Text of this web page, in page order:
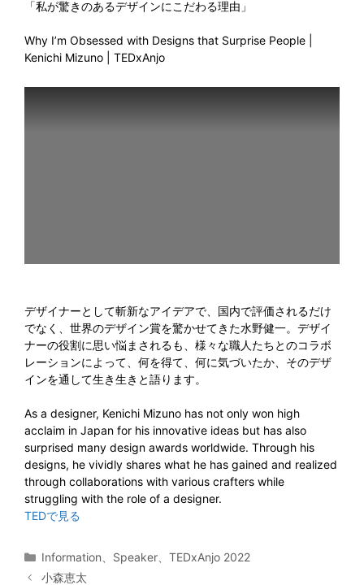
「私が驚きのあるデザインにこだわる理由」
Why I’m Obsessed with Designs that Surprise People |
Kenichi Mizuno | TEDxAnjo
デザイナーとして斬新なアイデアで、国内で評価されるだけ
でなく、世界のデザイン賞を驚かせてきた水野健一。デザイ
ナーの役割に思い悩まされるも、様々な職人たちとのコラボ
レーションによって、何を得て、何に気づいたか、そのデザ
インを通して生き生きと語ります。
As a designer, Kenichi Mizuno has not only won high
acclaim in Japan for his innovative ideas but has also
surprised many design awards worldwide. Through his
designs, he vividly shares what he has gained and realized
through collaborations with various crafters while
struggling with the role of a designer.
TEDで見る
カ
テ
Information Speaker 、TEDxAnjo 2022
小森恵太